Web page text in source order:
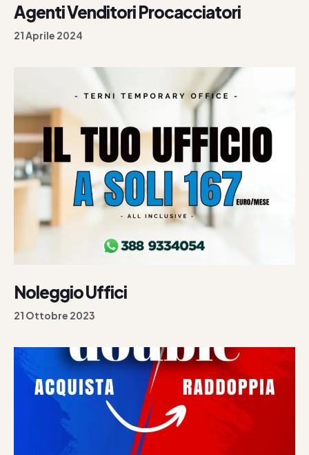
Agenti Venditori Procacciatori
21 Aprile 2024
Noleggio Uffici
21 Ottobre 2023